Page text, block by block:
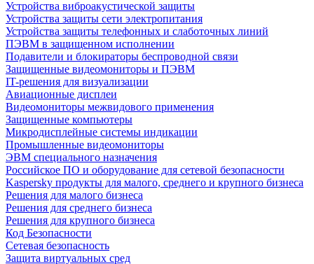
Устройства виброакустической защиты
Устройства защиты сети электропитания
Устройства защиты телефонных и слаботочных линий
ПЭВМ в защищенном исполнении
Подавители и блокираторы беспроводной связи
Защищенные видеомониторы и ПЭВМ
IT-решения для визуализации
Авиационные дисплеи
Видеомониторы межвидового применения
Защищенные компьютеры
Микродисплейные системы индикации
Промышленные видеомониторы
ЭВМ специального назначения
Российское ПО и оборудование для сетевой безопасности
Kaspersky продукты для малого, среднего и крупного бизнеса
Решения для малого бизнеса
Решения для среднего бизнеса
Решения для крупного бизнеса
Код Безопасности
Сетевая безопасность
Защита виртуальных сред